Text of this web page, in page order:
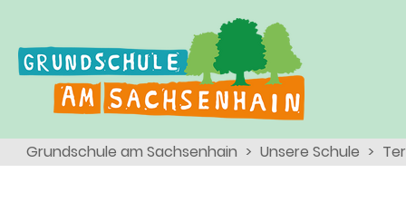
Grundschule am Sachsenhain Unsere Schule
Menschen
Kinder
Eltern
Team
Schulsozialarbeit
Schulseelsorge
Wir als Arbeitgeber
Ganztagsschule